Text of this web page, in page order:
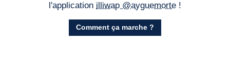
l'application illiwap @ayguemorte !
Comment ça marche ?